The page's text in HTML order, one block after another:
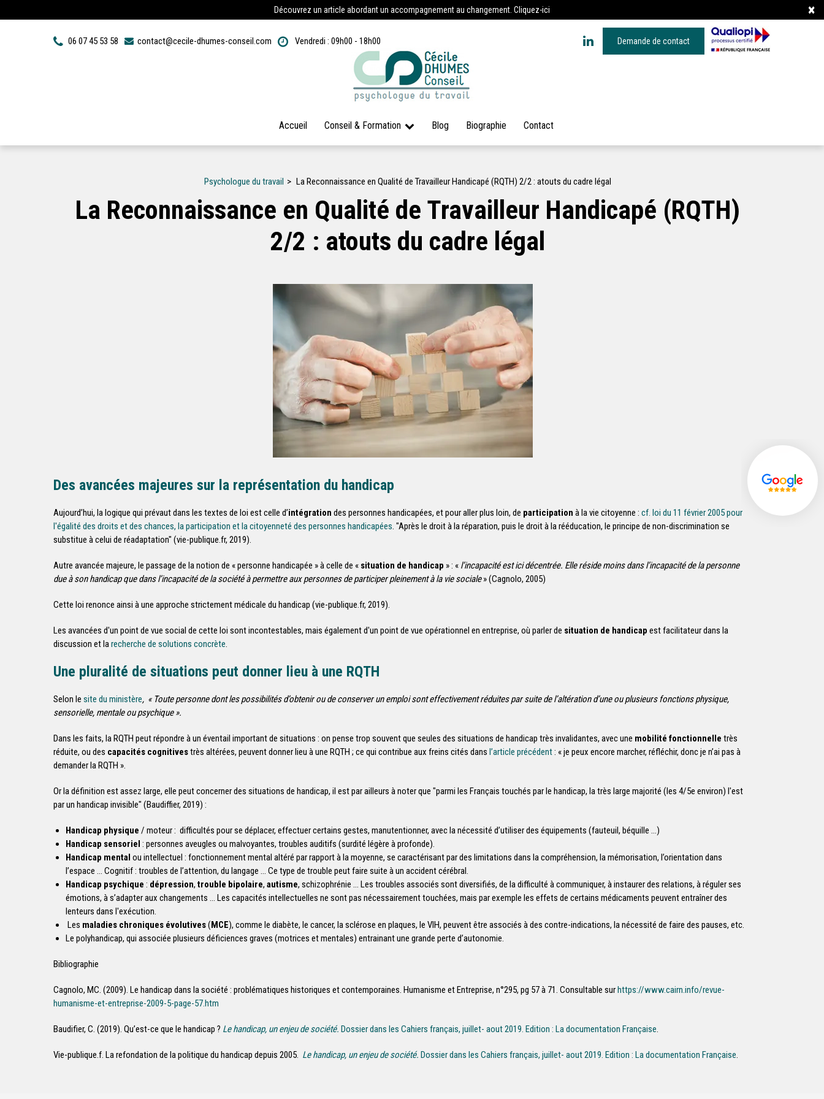
Découvrez un article abordant un accompagnement au changement. Cliquez-ici ×
06 07 45 53 58 contact@cecile-dhumes-conseil.com Vendredi : 09h00 - 18h00 Demande de contact
Accueil Conseil & Formation Blog Biographie Contact
Psychologue du travail La Reconnaissance en Qualité de Travailleur Handicapé (RQTH) 2/2 : atouts du cadre légal
La Reconnaissance en Qualité de Travailleur Handicapé (RQTH)
2/2 : atouts du cadre légal
Des avancées majeures sur la représentation du handicap
Aujourd’hui, la logique qui prévaut dans les textes de loi est celle d’intégration des personnes handicapées, et pour aller plus loin, de participation à la vie citoyenne : cf. loi du 11 février 2005 pour
l'égalité des droits et des chances, la participation et la citoyenneté des personnes handicapées. "Après le droit à la réparation, puis le droit à la rééducation, le principe de non-discrimination se
substitue à celui de réadaptation" (vie-publique.fr, 2019).
Autre avancée majeure, le passage de la notion de « personne handicapée » à celle de « situation de handicap » : « l’incapacité est ici décentrée. Elle réside moins dans l’incapacité de la personne
due à son handicap que dans l’incapacité de la société à permettre aux personnes de participer pleinement à la vie sociale» (Cagnolo, 2005)
Cette loi renonce ainsi à une approche strictement médicale du handicap (vie-publique.fr, 2019).
Les avancées d'un point de vue social de cette loi sont incontestables, mais également d'un point de vue opérationnel en entreprise, où parler de situation de handicap est facilitateur dans la
discussion et larecherche de solutions concrète.
Une pluralité de situations peut donner lieu à une RQTH
Selon le site du ministère, « Toute personne dont les possibilités d’obtenir ou de conserver un emploi sont effectivement réduites par suite de l’altération d’une ou plusieurs fonctions physique,
sensorielle, mentale ou psychique ».
Dans les faits, la RQTH peut répondre à un éventail important de situations : on pense trop souvent que seules des situations de handicap très invalidantes, avec une mobilité fonctionnelle très
réduite, ou des capacités cognitivestrès altérées, peuvent donner lieu à une RQTH ; ce qui contribue aux freins cités dans l’article précédent: « je peux encore marcher, réfléchir, donc je n’ai pas à
demander la RQTH ».
Or la définition est assez large, elle peut concerner des situations de handicap, il est par ailleurs à noter que "parmi les Français touchés par le handicap, la très large majorité (les 4/5e environ) l'est
par un handicap invisible" (Baudiffier, 2019) :
Handicap physique / moteur : difficultés pour se déplacer, effectuer certains gestes, manutentionner, avec la nécessité d’utiliser des équipements (fauteuil, béquille …)
Handicap sensoriel : personnes aveugles ou malvoyantes, troubles auditifs (surdité légère à profonde).
Handicap mental ou intellectuel : fonctionnement mental altéré par rapport à la moyenne, se caractérisant par des limitations dans la compréhension, la mémorisation, l’orientation dans
l’espace … Cognitif : troubles de l’attention, du langage … Ce type de trouble peut faire suite à un accident cérébral.
Handicap psychique : dépression, trouble bipolaire, autisme, schizophrénie … Les troubles associés sont diversifiés, de la difficulté à communiquer, à instaurer des relations, à réguler ses
émotions, à s’adapter aux changements ... Les capacités intellectuelles ne sont pas nécessairement touchées, mais par exemple les effets de certains médicaments peuvent entraîner des
lenteurs dans l'exécution.
Les maladies chroniques évolutives(MCE), comme le diabète, le cancer, la sclérose en plaques, le VIH, peuvent être associés à des contre-indications, la nécessité de faire des pauses, etc.
Le polyhandicap, qui associée plusieurs déficiences graves (motrices et mentales) entrainant une grande perte d’autonomie.
Bibliographie
Cagnolo, MC. (2009). Le handicap dans la société : problématiques historiques et contemporaines. Humanisme et Entreprise, n°295, pg 57 à 71. Consultable surhttps://www.cairn.info/revue-
humanisme-et-entreprise-2009-5-page-57.htm
Baudifier, C. (2019). Qu’est-ce que le handicap ? Le handicap, un enjeu de société. Dossier dans les Cahiers français, juillet- aout 2019. Edition : La documentation Française.
Vie-publique.f. La refondation de la politique du handicap depuis 2005. Le handicap, un enjeu de société. Dossier dans les Cahiers français, juillet- aout 2019. Edition : La documentation Française.